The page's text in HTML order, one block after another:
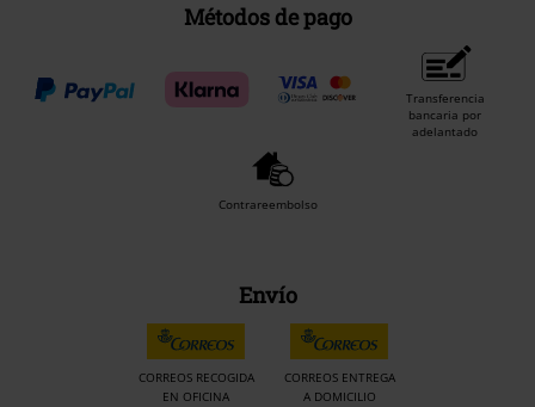
Métodos de pago
Transferencia
bancaria por
adelantado
Contrareembolso
Envío
CORREOS RECOGIDA
EN OFICINA
CORREOS ENTREGA
A DOMICILIO